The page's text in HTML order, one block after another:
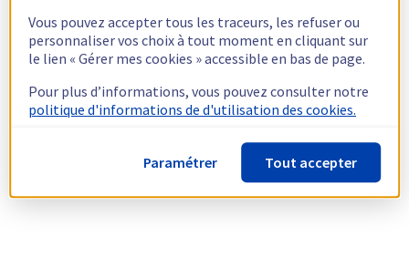
Vous pouvez accepter tous les traceurs, les refuser ou
personnaliser vos choix à tout moment en cliquant sur
le lien « Gérer mes cookies » accessible en bas de page.
Pour plus d’informations, vous pouvez consulter notre
politique d'informations de d'utilisation des cookies.
Paramétrer Tout accepter